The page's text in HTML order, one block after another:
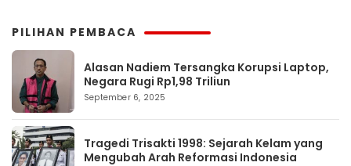
PILIHAN PEMBACA
Alasan Nadiem Tersangka Korupsi Laptop,
Negara Rugi Rp1,98 Triliun
September 6, 2025
Tragedi Trisakti 1998: Sejarah Kelam yang
Mengubah Arah Reformasi Indonesia